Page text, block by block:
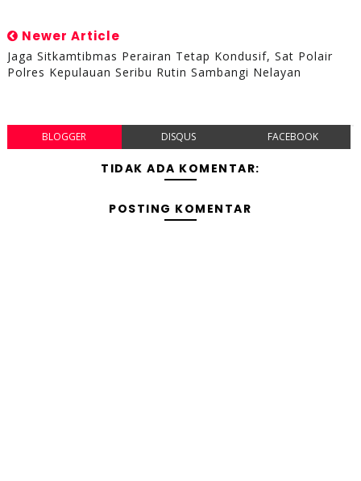
Newer Article
Jaga Sitkamtibmas Perairan Tetap Kondusif, Sat Polair
Polres Kepulauan Seribu Rutin Sambangi Nelayan
BLOGGER DISQUS FACEBOOK
TIDAK ADA KOMENTAR:
POSTING KOMENTAR